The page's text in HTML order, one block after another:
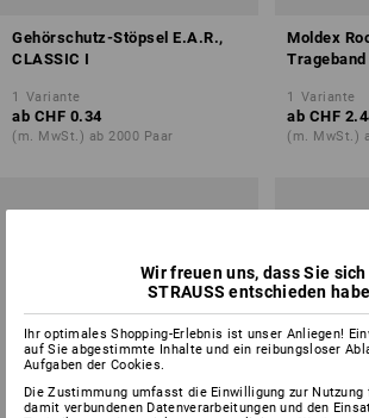
Gehörschutz-Stöpsel E.A.R.,
CLASSIC I
1 Variante
ab CHF 0.34
(m. MwSt.) ab 2000 Paar
Moldex
Trageband
1 Variante
ab CHF
(m. MwSt.)
Wir freuen uns, dass Sie
STRAUSS entschieden
Ihr optimales Shopping-Erlebnis ist unser Anliegen!
auf Sie abgestimmte Inhalte und ein reibungsloser
Aufgaben der Cookies.
Die Zustimmung umfasst die Einwilligung zur
damit verbundenen Datenverarbeitungen und den